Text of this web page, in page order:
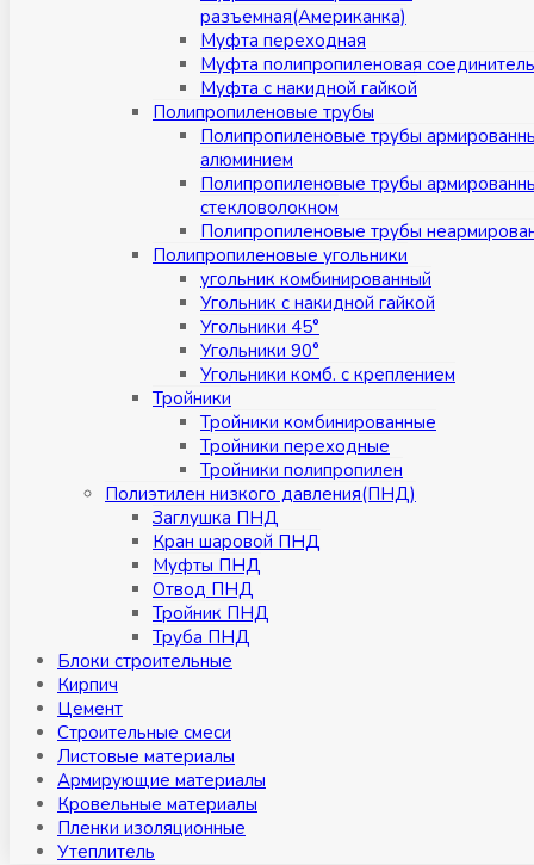
разъемная(Американка)
Муфта переходная
Муфта полипропиленовая
Муфта с накидной гайкой
Полипропиленовые трубы
Полипропиленовые трубы
алюминием
Полипропиленовые трубы
стекловолокном
Полипропиленовые трубы
Полипропиленовые угольники
угольник комбинированный
Угольник с накидной гайкой
Угольники 45°
Угольники 90°
Угольники комб. с креплением
Тройники
Тройники комбинированные
Тройники переходные
Тройники полипропилен
Полиэтилен низкого давления(ПНД)
Заглушка ПНД
Кран шаровой ПНД
Муфты ПНД
Отвод ПНД
Тройник ПНД
Труба ПНД
Блоки строительные
Кирпич
Цемент
Строительные смеси
Листовые материалы
Армирующие материалы
Кровельные материалы
Пленки изоляционные
Утеплитель